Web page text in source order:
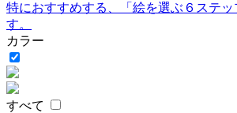
特におすすめする、「絵を選ぶ６ステッ
す。
カラー
すべて